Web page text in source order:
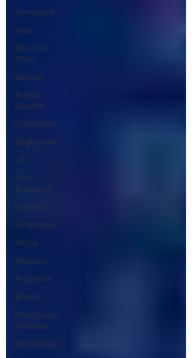
Venezuela
Nato
Belt and
Road
Bahrein
Arabia
Saudita
Uzbekistan
Kirghizistan
UE
Gran
Bretagna
Ucraina
Nicaragua
Africa
Messico
Argentina
Brasile
Intelligenza
Artificiale
Intelligence